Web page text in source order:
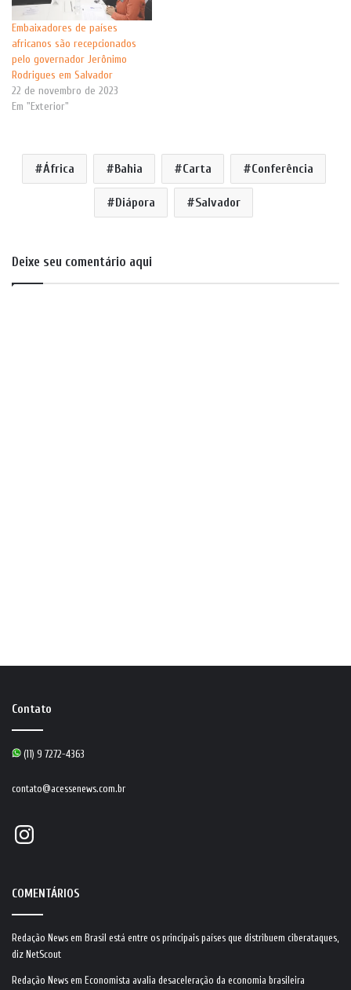
Embaixadores de países
africanos são recepcionados
pelo governador Jerônimo
Rodrigues em Salvador
22 de novembro de 2023
Em "Exterior"
África Bahia Carta Conferência
Diápora Salvador
Deixe seu comentário aqui
Contato
(11) 9 7272-4363
contato@acessenews.com.br
Instagram
COMENTÁRIOS
Redação News em Brasil está entre os principais países que distribuem ciberataques,
diz NetScout
Redação News em Economista avalia desaceleração da economia brasileira